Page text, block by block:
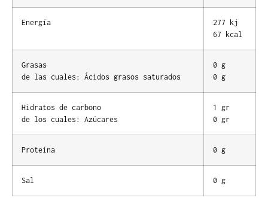
Energía
277 kj
67 kcal
Grasas
de las cuales: Ácidos grasos saturados
0 g
0 g
Hidratos de carbono
de los cuales: Azúcares
1 gr
0 gr
Proteína 0 g
Sal 0 g